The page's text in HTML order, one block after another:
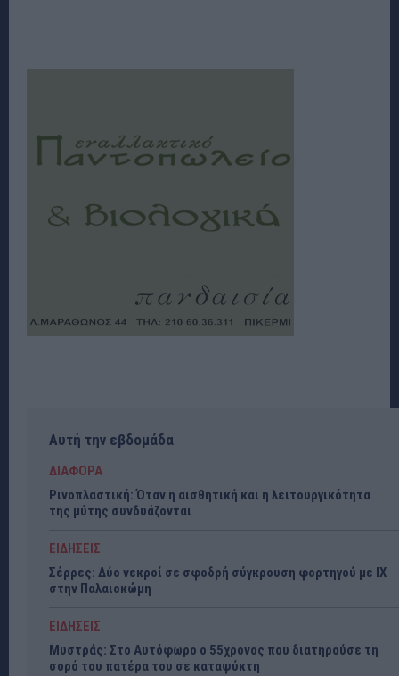
Αυτή την εβδομάδα
ΔΙΑΦΟΡΑ
Ρινοπλαστική: Όταν η αισθητική και η λειτουργικότητα
της μύτης συνδυάζονται
ΕΙΔΗΣΕΙΣ
Σέρρες: Δύο νεκροί σε σφοδρή σύγκρουση φορτηγού με ΙΧ
στην Παλαιοκώμη
ΕΙΔΗΣΕΙΣ
Μυστράς: Στο Αυτόφωρο ο 55χρονος που διατηρούσε τη
σορό του πατέρα του σε καταψύκτη